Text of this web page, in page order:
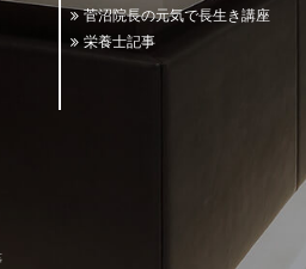
菅沼院長の元気で長生き講座
栄養士記事